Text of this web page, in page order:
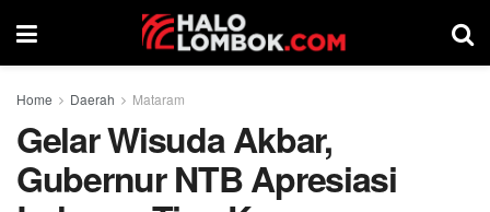
Home Daerah Mataram
Gelar Wisuda Akbar,
Gubernur NTB Apresiasi